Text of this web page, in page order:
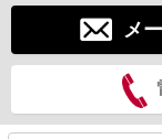
メ